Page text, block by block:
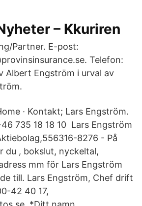
– Kkuriren
Partner. E-post:
Telefon:
Albert Engström i urval av
· Kontakt; Lars Engström.
735 18 18 10 Lars Engström
8276 - På
du , bokslut, nyckeltal,
mm för Lars Engström
till. Lars Engström, Chef drift
42 40 17,